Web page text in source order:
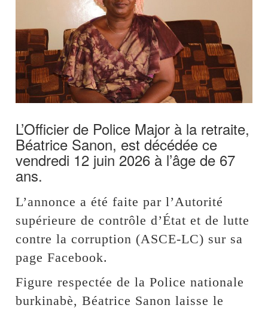
L’Officier de Police Major à la retraite,
Béatrice Sanon, est décédée ce
vendredi 12 juin 2026 à l’âge de 67
ans.
L’annonce a été faite par l’Autorité
supérieure de contrôle d’État et de lutte
contre la corruption (ASCE-LC) sur sa
page Facebook.
Figure respectée de la Police nationale
burkinabè, Béatrice Sanon laisse le